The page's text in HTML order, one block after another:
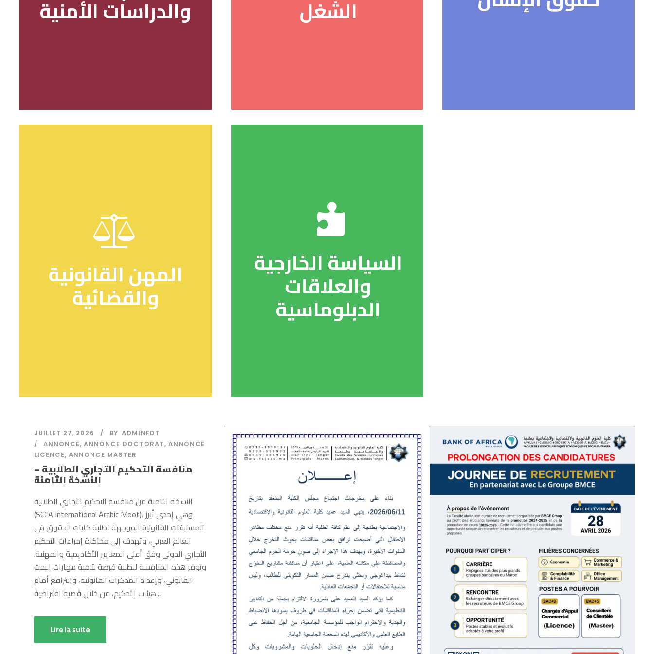
والدراسات الأمنية
المهن القانونية
والقضائية
الشغل
السياسة الخارجية
والعلاقات
الدبلوماسية
JUILLET 27, 2026 BY ADMINFDT
ANNONCE, ANNONCE DOCTORAT, ANNONCE
LICENCE, ANNONCE MASTER
منافسة التحكيم التجاري الطلابية –
النسخة الثامنة
النسخة الثامنة من منافسة التحكيم التجاري الطلابية
(SCCA International Arabic Moot)، وهي إحدى أبرز
المسابقات القانونية الموجهة لطلبة كليات الحقوق في
العالم العربي، وتهدف إلى محاكاة إجراءات التحكيم
التجاري الدولي وفق أعلى المعايير الأكاديمية والمهنية.
وتوفر هذه المنافسة للطلبة فرصة لتنمية مهارات البحث
القانوني، وإعداد المذكرات القانونية، والترافع أمام
هيئات التحكيم، من خلال قضية افتراضية...
Lire la suite